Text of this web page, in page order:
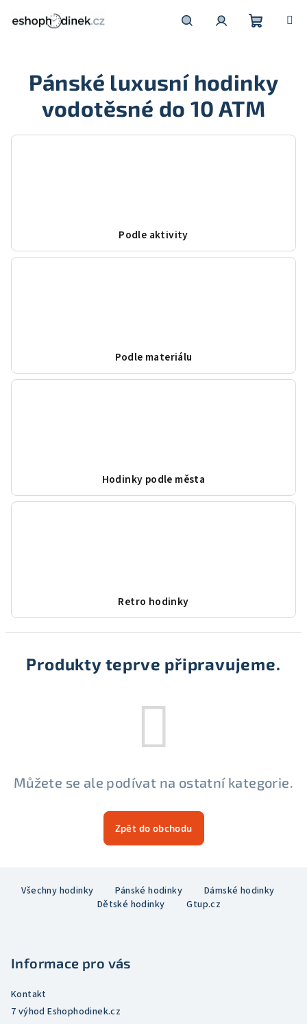
košík
Pánské luxusní hodinky
vodotěsné do 10 ATM
Podle aktivity
Podle materiálu
Hodinky podle města
Retro hodinky
Produkty teprve připravujeme.
Můžete se ale podívat na ostatní kategorie.
Zpět do obchodu
Všechny hodinky Pánské hodinky
Dámské hodinky
Dětské hodinky
Gtup.cz
Informace pro vás
Kontakt
7 výhod Eshophodinek.cz